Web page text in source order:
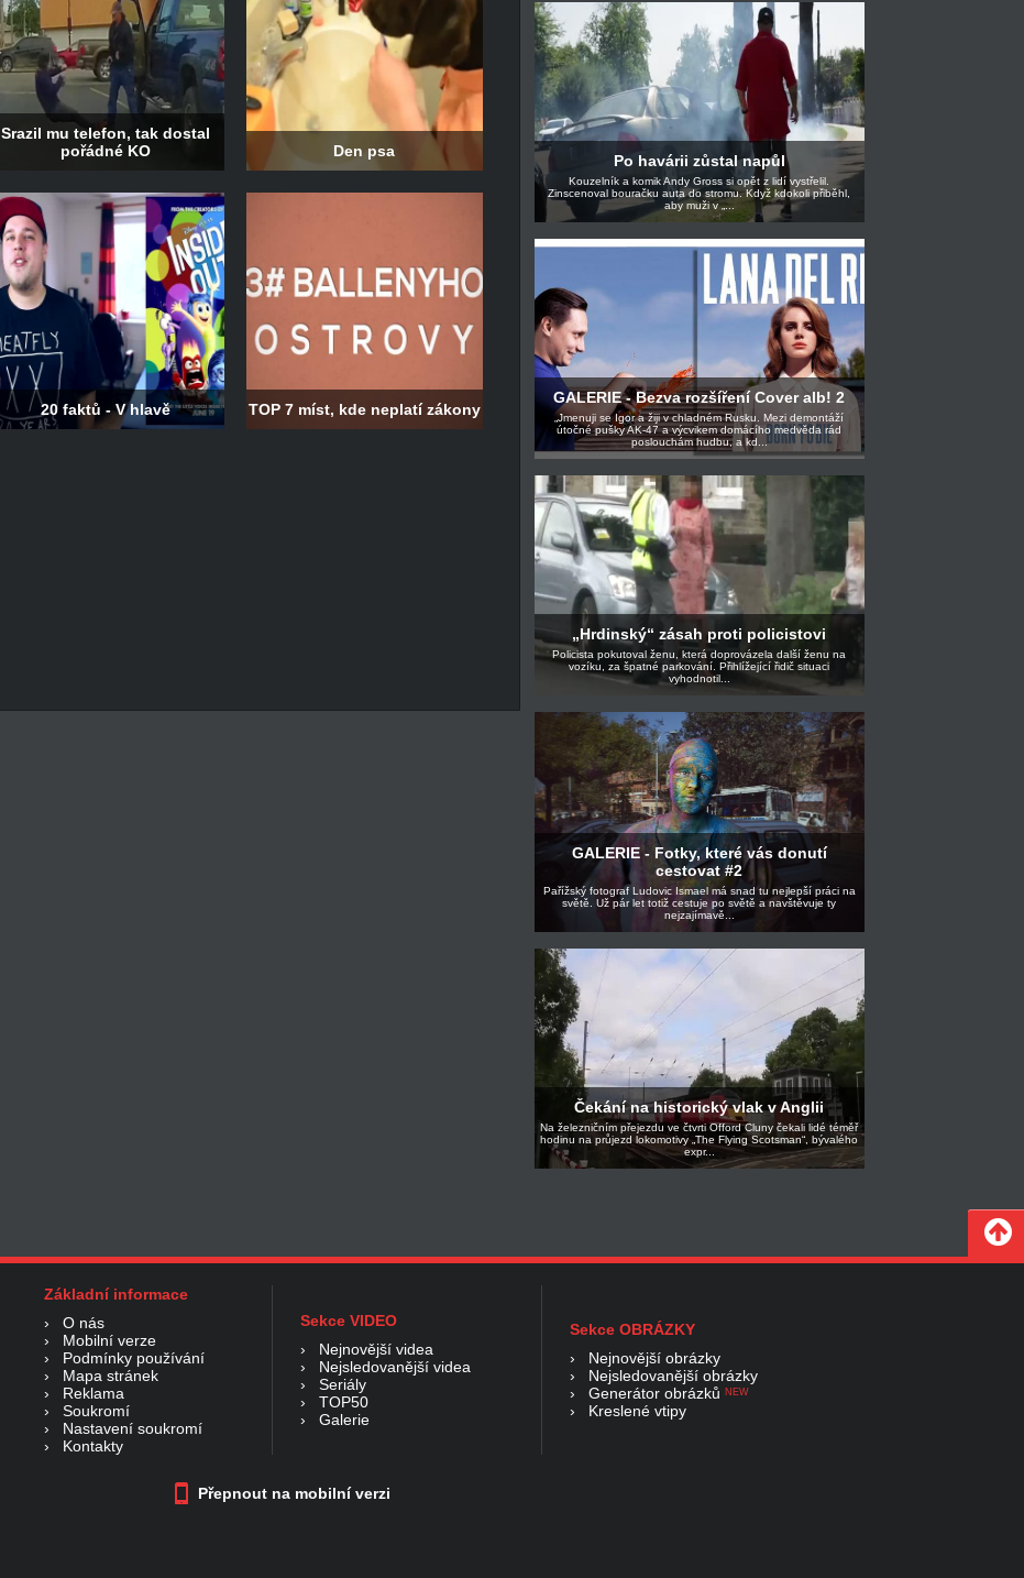
Srazil mu telefon, tak dostal
pořádné KO
Den psa
20 faktů - V hlavě TOP 7 míst, kde neplatí zákony
Po havárii zůstal napůl
Kouzelník a komik Andy Gross si opět z lidí vystřelil.
Zinscenoval bouračku auta do stromu. Když kdokoli přiběhl,
aby muži v „...
GALERIE - Bezva rozšíření Cover alb! 2
„Jmenuji se Igor a žiji v chladném Rusku. Mezi demontáží
útočné pušky AK-47 a výcvikem domácího medvěda rád
poslouchám hudbu, a kd...
„Hrdinský“ zásah proti policistovi
Policista pokutoval ženu, která doprovázela další ženu na
vozíku, za špatné parkování. Přihlížející řidič situaci
vyhodnotil...
GALERIE - Fotky, které vás donutí
cestovat #2
Pařížský fotograf Ludovic Ismael má snad tu nejlepší práci na
světě. Už pár let totiž cestuje po světě a navštěvuje ty
nejzajímavě...
Čekání na historický vlak v Anglii
Na železničním přejezdu ve čtvrti Offord Cluny čekali lidé téměř
hodinu na průjezd lokomotivy „The Flying Scotsman“, bývalého
expr...
Základní informace
› O nás
› Mobilní verze
› Podmínky používání
› Mapa stránek
› Reklama
› Soukromí
› Nastavení soukromí
› Kontakty
Sekce VIDEO
› Nejnovější videa
› Nejsledovanější videa
› Seriály
› TOP50
› Galerie
Sekce OBRÁZKY
› Nejnovější obrázky
› Nejsledovanější obrázky
› Generátor obrázků NEW
› Kreslené vtipy
Přepnout na mobilní verzi